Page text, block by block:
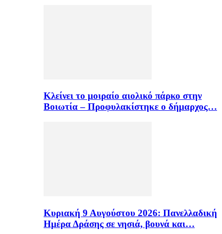
Κλείνει το μοιραίο αιολικό πάρκο στην
Βοιωτία – Προφυλακίστηκε ο δήμαρχος…
Κυριακή 9 Αυγούστου 2026: Πανελλαδική
Ημέρα Δράσης σε νησιά, βουνά και…